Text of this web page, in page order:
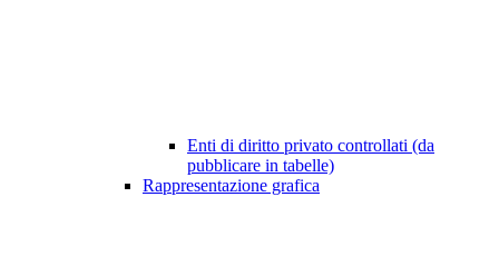
Enti di diritto privato controllati (da
pubblicare in tabelle)
Rappresentazione grafica